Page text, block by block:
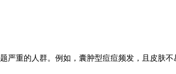
重的人群。例如，囊肿型痘痘频发，且皮肤不